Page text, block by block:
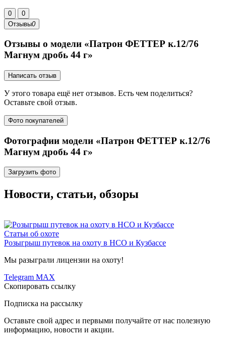
0
0
Отзывы0
Отзывы о модели «Патрон ФЕТТЕР к.12/76
Магнум дробь 44 г»
Написать отзыв
У этого товара ещё нет отзывов. Есть чем поделиться?
Оставьте свой отзыв.
Фото покупателей
Фотографии модели «Патрон ФЕТТЕР к.12/76
Магнум дробь 44 г»
Загрузить фото
Новости, статьи, обзоры
Статьи об охоте
Розыгрыш путевок на охоту в НСО и Кузбассе
Мы разыграли лицензии на охоту!
Telegram MAX
Скопировать ссылку
Подписка на рассылку
Оставьте свой адрес и первыми получайте от нас полезную
информацию, новости и акции.